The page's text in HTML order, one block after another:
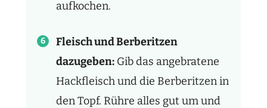
aufkochen.
Fleisch und Berberitzen
dazugeben: Gib das angebratene
Hackfleisch und die Berberitzen in
den Topf. Rühre alles gut um und